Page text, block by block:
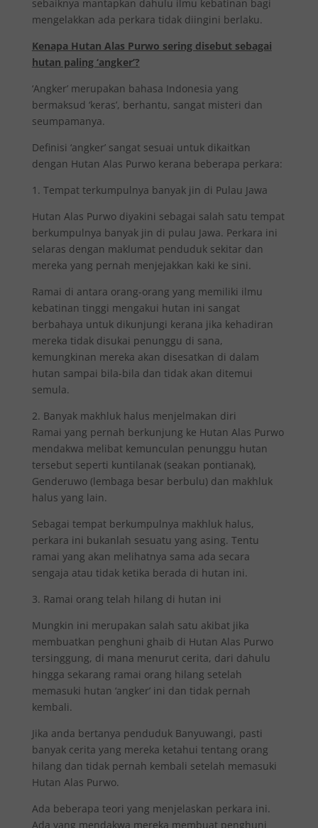
sebaiknya mantapkan dahulu ilmu kebatinan bagi
mengelakkan ada perkara tidak diingini berlaku.
Kenapa Hutan Alas Purwo sering disebut sebagai
hutan paling ‘angker’?
‘Angker’ merupakan bahasa Indonesia yang
bermaksud ‘keras’, berhantu, sangat misteri dan
seumpamanya.
Definisi ‘angker’ sangat sesuai untuk dikaitkan
dengan Hutan Alas Purwo kerana beberapa perkara:
1. Tempat terkumpulnya banyak jin di Pulau Jawa
Hutan Alas Purwo diyakini sebagai salah satu tempat
berkumpulnya banyak jin di pulau Jawa. Perkara ini
selaras dengan maklumat penduduk sekitar dan
mereka yang pernah menjejakkan kaki ke sini.
Ramai di antara orang-orang yang memiliki ilmu
kebatinan tinggi mengakui hutan ini sangat
berbahaya untuk dikunjungi kerana jika kehadiran
mereka tidak disukai penunggu di sana,
kemungkinan mereka akan disesatkan di dalam
hutan sampai bila-bila dan tidak akan ditemui
semula.
2. Banyak makhluk halus menjelmakan diri
Ramai yang pernah berkunjung ke Hutan Alas Purwo
mendakwa melibat kemunculan penunggu hutan
tersebut seperti kuntilanak (seakan pontianak),
Genderuwo (lembaga besar berbulu) dan makhluk
halus yang lain.
Sebagai tempat berkumpulnya makhluk halus,
perkara ini bukanlah sesuatu yang asing. Tentu
ramai yang akan melihatnya sama ada secara
sengaja atau tidak ketika berada di hutan ini.
3. Ramai orang telah hilang di hutan ini
Mungkin ini merupakan salah satu akibat jika
membuatkan penghuni ghaib di Hutan Alas Purwo
tersinggung, di mana menurut cerita, dari dahulu
hingga sekarang ramai orang hilang setelah
memasuki hutan ‘angker’ ini dan tidak pernah
kembali.
Jika anda bertanya penduduk Banyuwangi, pasti
banyak cerita yang mereka ketahui tentang orang
hilang dan tidak pernah kembali setelah memasuki
Hutan Alas Purwo.
Ada beberapa teori yang menjelaskan perkara ini.
Ada yang mendakwa mereka membuat penghuni